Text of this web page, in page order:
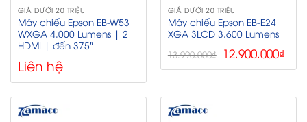
GIÁ DƯỚI 20 TRIỆU
Máy chiếu Epson EB-W53
WXGA 4.000 Lumens | 2
HDMI | đến 375″
Liên hệ
GIÁ DƯỚI 20 TRIỆU
Máy chiếu Epson EB-E24
XGA 3LCD 3.600 Lumens
13.990.000₫ Giá
12.900.000₫Giá